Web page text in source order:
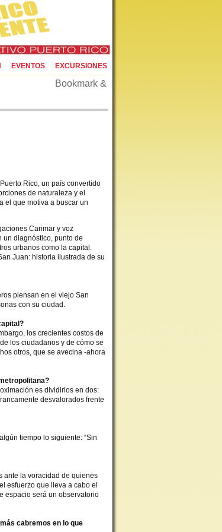
EVENTOS EXCURSIONES
Rico, un país convertido
de naturaleza y el
el que motiva a buscar un
Carimar y voz
un diagnóstico, punto de
urbanos como la capital.
Juan: historia ilustrada de su
piensan en el viejo San
con su ciudad.
los crecientes costos de
los ciudadanos y de cómo se
otros, que se avecina -ahora
es dividirlos en dos:
desvalorados frente
tiempo lo siguiente: “Sin
ante la voracidad de quienes
esfuerzo que lleva a cabo el
espacio será un observatorio
cabremos en lo que